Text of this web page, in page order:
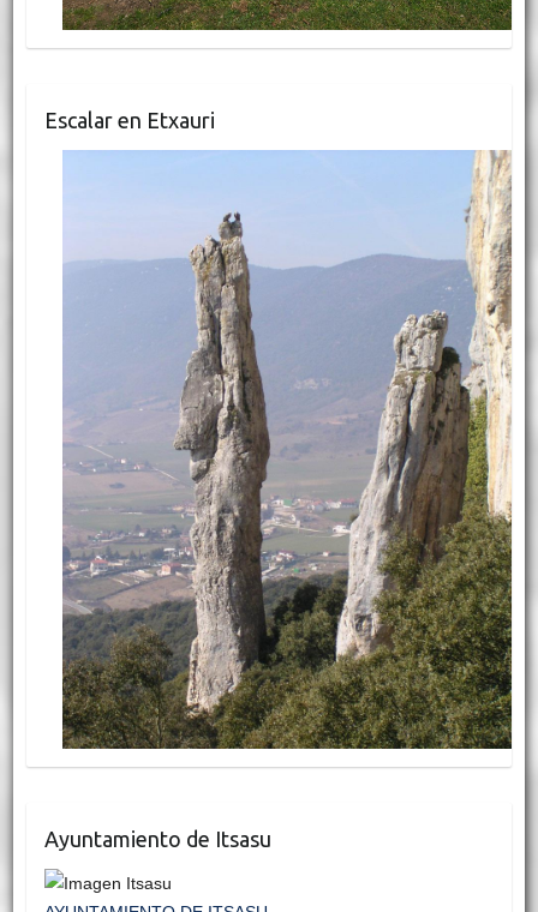
Escalar en Etxauri
Ayuntamiento de Itsasu